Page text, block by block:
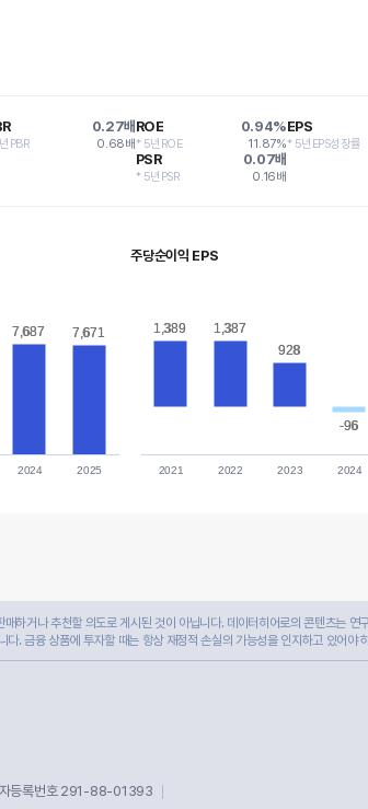
0.27배
PBR 0.68배
ROE 0.94%
* 5년ROE 11.87%
EPS
* 5년EPS성장률
PSR 0.07배
* 5년PSR 0.16배
7,687
7,687 7,671
7,671
2024 2025
주당순이익 EPS
1,389
1,389 1,387
1,387
928
928
-96
-96
2021 2022 2023 2024
하거나 추천할 의도로 게시된 것이 아닙니다. 데이터히어로의 콘텐츠는
. 금융 상품에 투자할 때는 항상 재정적 손실의 가능성을 인지하고 있어
등록번호 291-88-01393